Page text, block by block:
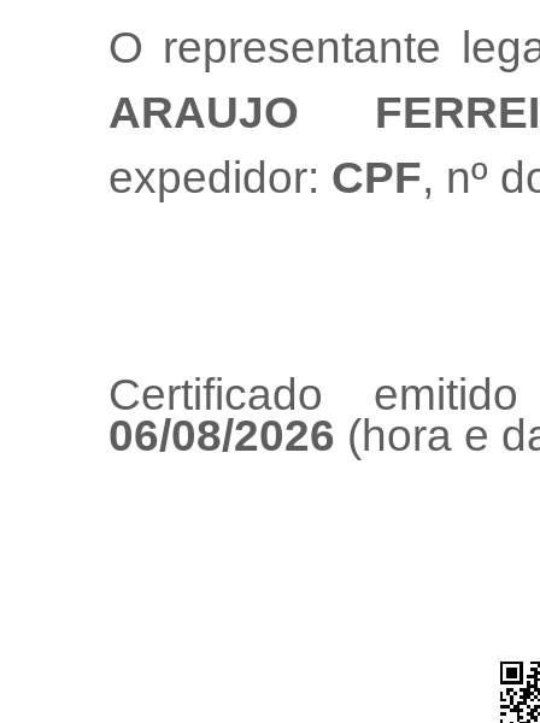
O representante
ARAUJO
expedidor: CPF, nº
Certificado
06/08/2026 (hora e